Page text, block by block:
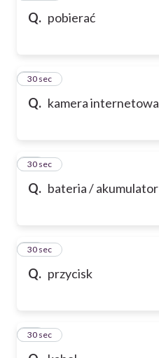
Q. pobierać
Q. kamera internetowa
70
30 sec
Q. bateria / akumulator
71
30 sec
Q. przycisk
72
30 sec
73
30 sec